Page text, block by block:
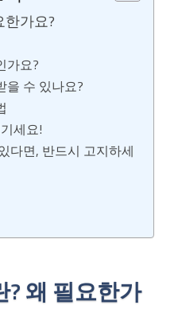
한가요?
가요?
을 수 있나요?
세요!
다면, 반드시 고지하세
? 왜 필요한가